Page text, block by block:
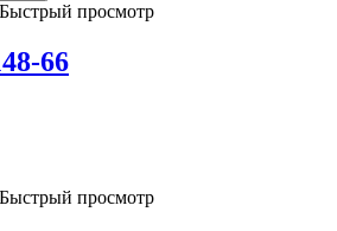
Быстрый просмотр
66
Быстрый просмотр